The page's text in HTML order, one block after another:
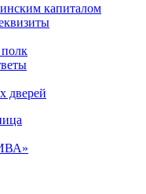
капиталом
дверей